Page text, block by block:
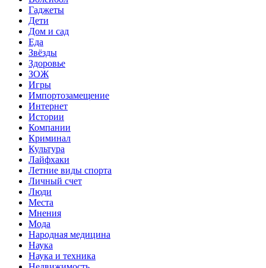
Гаджеты
Дети
Дом и сад
Еда
Звёзды
Здоровье
ЗОЖ
Игры
Импортозамещение
Интернет
Истории
Компании
Криминал
Культура
Лайфхаки
Летние виды спорта
Личный счет
Люди
Места
Мнения
Мода
Народная медицина
Наука
Наука и техника